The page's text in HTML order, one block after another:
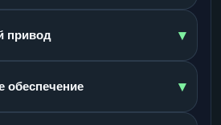
привод ▾
обеспечение ▾